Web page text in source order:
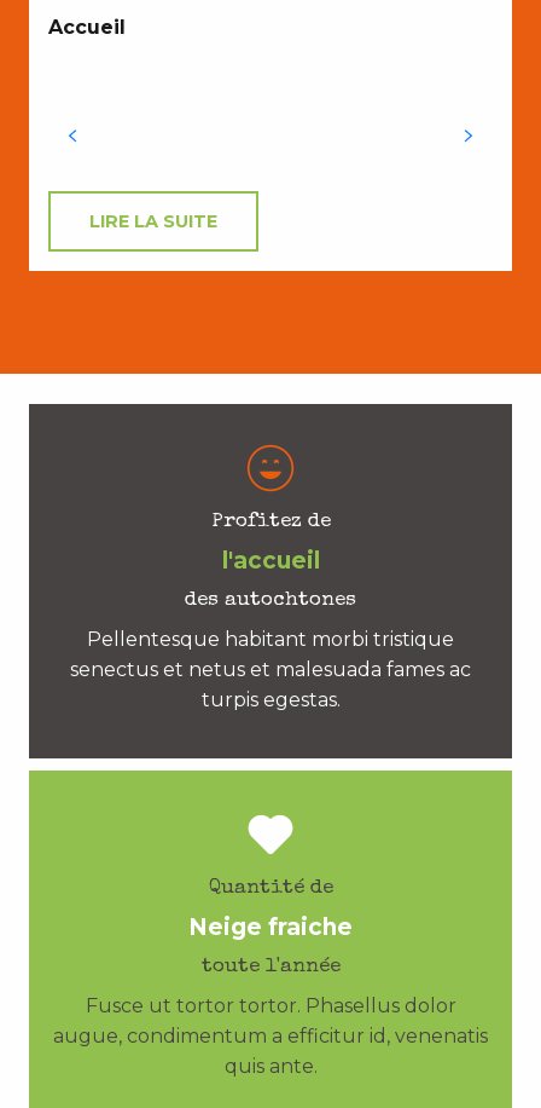
Accueil
LIRE LA SUITE
Profitez de
l'accueil
des autochtones
Pellentesque habitant morbi tristique
senectus et netus et malesuada fames ac
turpis egestas.
Quantité de
Neige fraiche
toute l'année
Fusce ut tortor tortor. Phasellus dolor
augue, condimentum a efficitur id, venenatis
quis ante.